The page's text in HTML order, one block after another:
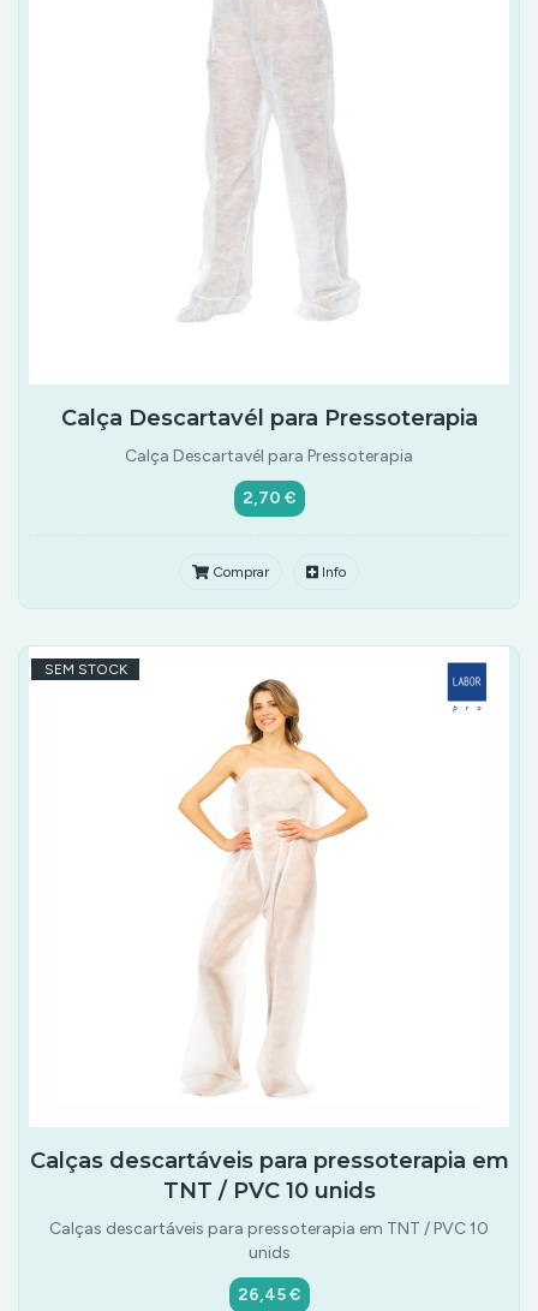
Calça Descartavél para Pressoterapia
Calça Descartavél para Pressoterapia
2,70 €
Comprar Info
SEM STOCK
Calças descartáveis para pressoterapia em
TNT / PVC 10 unids
Calças descartáveis para pressoterapia em TNT / PVC 10
unids
26,45 €